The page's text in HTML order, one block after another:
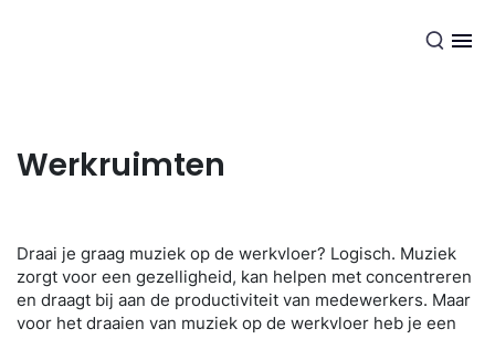
Werkruimten
Draai je graag muziek op de werkvloer? Logisch. Muziek
zorgt voor een gezelligheid, kan helpen met concentreren
en draagt bij aan de productiviteit van medewerkers. Maar
voor het draaien van muziek op de werkvloer heb je een